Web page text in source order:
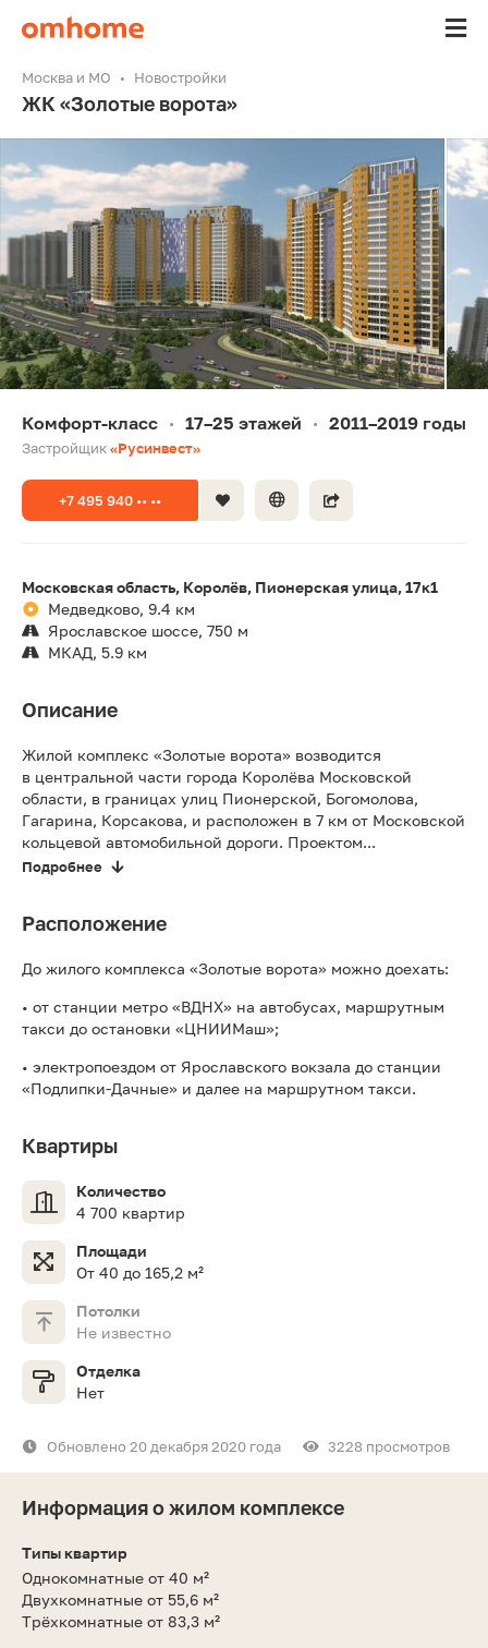
Москва и МО Новостройки
ЖК «Золотые ворота»
Комфорт-класс • 17–25 этажей • 2011–2019 годы
Застройщик«Русинвест»
+7 495 940 •• ••
Московская область, Королёв, Пионерская улица, 17к1
Медведково, 9.4 км
Ярославское шоссе, 750 м
МКАД, 5.9 км
Описание
Жилой комплекс «Золотые ворота» возводится
в центральной части города Королёва Московской
области, в границах улиц Пионерской, Богомолова,
Гагарина, Корсакова, и расположен в 7 км от Московской
кольцевой автомобильной дороги. Проектом...
Подробнее
Расположение
До жилого комплекса «Золотые ворота» можно доехать:
• от станции метро «ВДНХ» на автобусах, маршрутным
такси до остановки «ЦНИИМаш»;
• электропоездом от Ярославского вокзала до станции
«Подлипки-Дачные» и далее на маршрутном такси.
Квартиры
Количество
4 700 квартир
Площади
От 40 до 165,2 м²
Потолки
Не известно
Отделка
Нет
Обновлено 20 декабря 2020 года 3228 просмотров
Информация о жилом комплексе
Типы квартир
Однокомнатные от 40 м²
Двухкомнатные от 55,6 м²
Трёхкомнатные от 83,3 м²